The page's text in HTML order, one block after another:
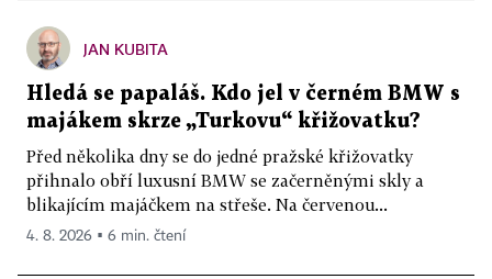
JAN KUBITA
Hledá se papaláš. Kdo jel v černém BMW s
majákem skrze „Turkovu“ křižovatku?
Před několika dny se do jedné pražské křižovatky
přihnalo obří luxusní BMW se začerněnými skly a
blikajícím majáčkem na střeše. Na červenou...
4. 8. 2026 ▪ 6 min. čtení